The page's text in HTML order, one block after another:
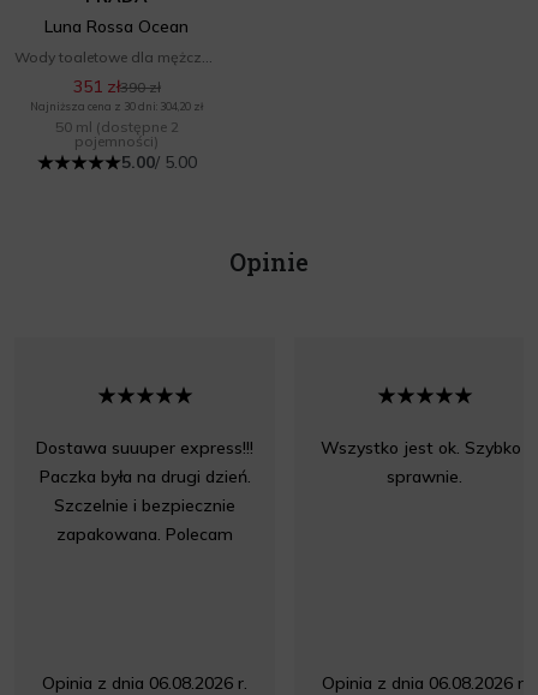
Luna Rossa Ocean
351 zł390 zł
Najniższa cena z 30 dni: 304,20 zł
50 ml (dostępne 2
pojemności)
5.00/ 5.00
Opinie
Dostawa suuuper express!!!
Paczka była na drugi dzień.
Szczelnie i bezpiecznie
zapakowana. Polecam
Opinia z dnia 06.08.2026 r.
Wszystko jest ok. Szybko i
sprawnie.
Opinia z dnia 06.08.2026 r.